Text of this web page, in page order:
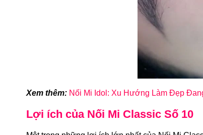
Xem thêm: Nối Mi Idol: Xu Hướng Làm Đẹp
Lợi ích của Nối Mi Classic Số 10